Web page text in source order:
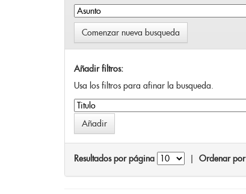
Comenzar nueva busqueda
Añadir filtros:
Usa los filtros para afinar la busqueda.
Resultados por página Ordenar por